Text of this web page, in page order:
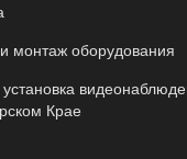
монтаж оборудования
Крае